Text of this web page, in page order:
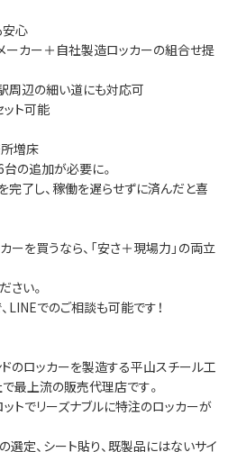
安心
ーカー＋自社製造ロッカーの組合せ提
周辺の細い道にも対応可
ット可能
増床
の追加が必要に。
完了し、稼働を遅らせずに済んだと喜
ーを買うなら、「安さ＋現場力」の両立
さい。
LINEでのご相談も可能です！
のロッカーを製造する平山スチール工
最上流の販売代理店です。
トでリーズナブルに特注のロッカーが
定、シート貼り、既製品にはないサイ